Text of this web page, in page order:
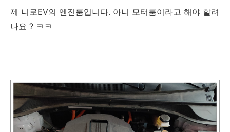
제 니로EV의 엔진룸입니다. 아니 모터룸이라고 해야 할려
나요 ? ㅋㅋ